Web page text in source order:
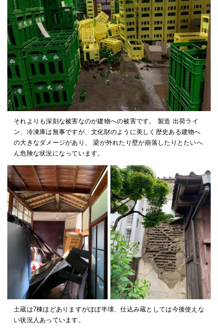
それよりも深刻な被害なのが建物への被害です。 製造 出荷ライ
ン、冷凍庫は無事ですが、文化財のように美しく歴史ある建物へ
の大きなダメージがあり、 梁が外れたり壁が崩落したりとたいへ
ん危険な状況になっています。
土蔵は7棟ほどありますがほぼ半壊、仕込み蔵としては今後使えな
い状況人あっています。